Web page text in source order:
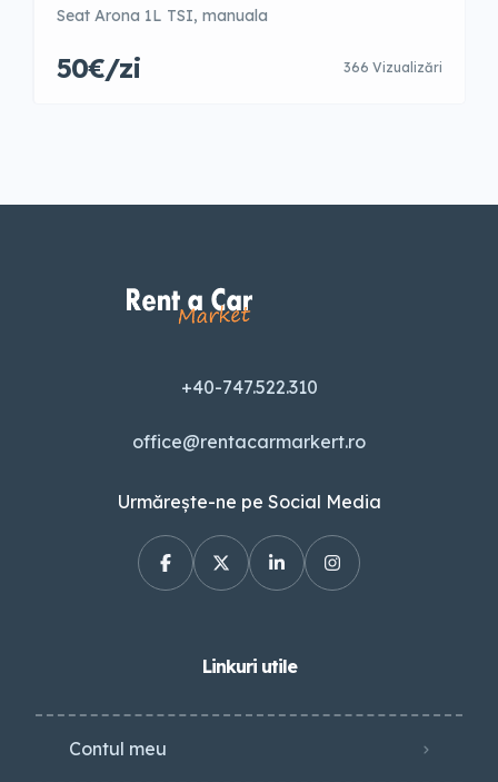
Seat Arona 1L TSI, manuala
50€/zi 366 Vizualizări
+40-747.522.310
office@rentacarmarkert.ro
Urmărește-ne pe Social Media
Linkuri utile
Contul meu